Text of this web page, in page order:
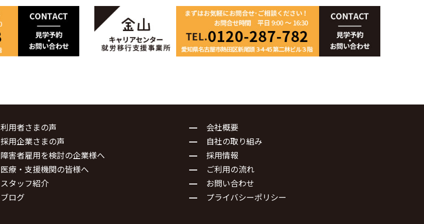
利用者さまの声
採用企業さまの声
障害者雇用を検討の企業様へ
医療・支援機関の皆様へ
スタッフ紹介
ブログ
会社概要
自社の取り組み
採用情報
ご利用の流れ
お問い合わせ
プライバシーポリシー